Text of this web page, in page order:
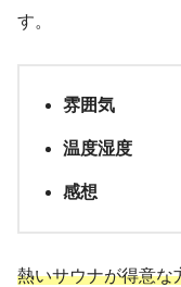
す。
雰囲気
温度湿度
感想
熱いサウナが得意な